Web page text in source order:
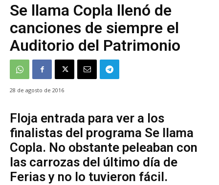
Se llama Copla llenó de
canciones de siempre el
Auditorio del Patrimonio
28 de agosto de 2016
Floja entrada para ver a los
finalistas del programa Se llama
Copla. No obstante peleaban con
las carrozas del último día de
Ferias y no lo tuvieron fácil.